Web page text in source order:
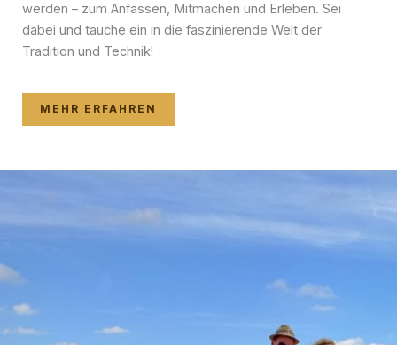
werden – zum Anfassen, Mitmachen und Erleben. Sei
dabei und tauche ein in die faszinierende Welt der
Tradition und Technik!
MEHR ERFAHREN